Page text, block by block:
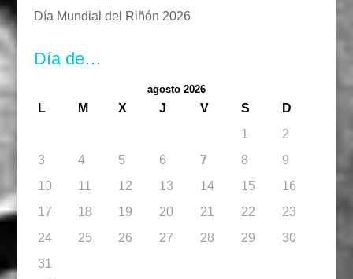
Día Mundial del Riñón 2026
Día de…
agosto 2026
L M X J V S
D
1
2
3
4 5 6 7 8
9
10
11 12 13 14 15
16
17
18 19 20 21 22
23
24
25 26 27 28 29
30
31